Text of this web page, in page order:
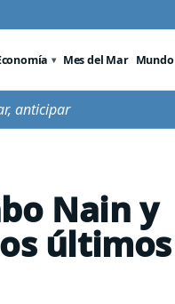
Mes del Mar Mundo
anticipar
Nain y
últimos